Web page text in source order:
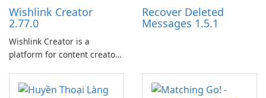
Wishlink Creator
2.77.0
Wishlink Creator is a
platform for content creators
work through built-in brand
partnerships and integrated
Recover Deleted
Messages 1.5.1